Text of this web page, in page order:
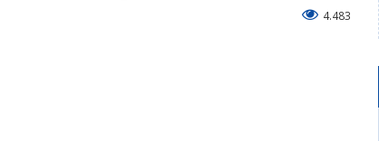
4.483